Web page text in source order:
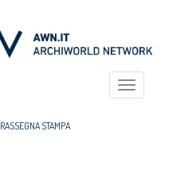
Toggle
RASSEGNA STAMPA